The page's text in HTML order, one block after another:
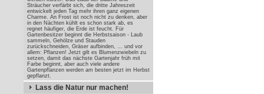
Sträucher verfärbt sich, die dritte Jahreszeit
entwickelt jeden Tag mehr ihren ganz eigenen
Charme. An Frost ist noch nicht zu denken, aber
in den Nächten kühlt es schon stark ab, es
regnet häufiger, die Erde ist feucht. Für
Gartenbesitzer beginnt die Herbstsaison - Laub
sammeln, Gehölze und Stauden
zurückschneiden, Gräser aufbinden, ... und vor
allem: Pflanzen! Jetzt gilt es Blumenzwiebeln zu
setzen, damit das nächste Gartenjahr früh mit
Farbe beginnt, aber auch viele andere
Gartenpflanzen werden am besten jetzt im Herbst
gepflanzt.
Lass die Natur nur machen!